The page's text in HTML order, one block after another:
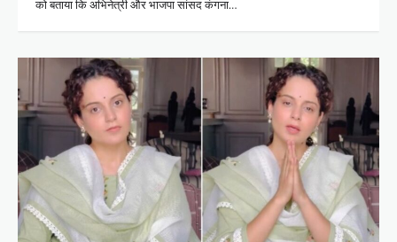
को बताया कि अभिनेत्री और भाजपा सांसद कंगना…